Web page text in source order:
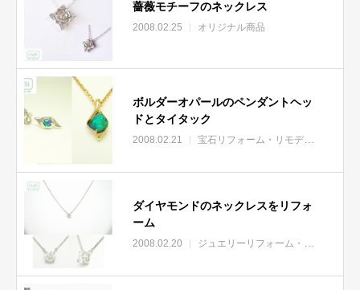
薔薇モチーフのネックレス
2008.02.25 オリジナル商品
ボルダーオパールのペンダントヘッ
ドとタイタック
2008.02.21 宝石リフォーム・リモデル
ダイヤモンドのネックレスをリフォ
ーム
2008.02.20 ジュエリーリフォーム・リモデル